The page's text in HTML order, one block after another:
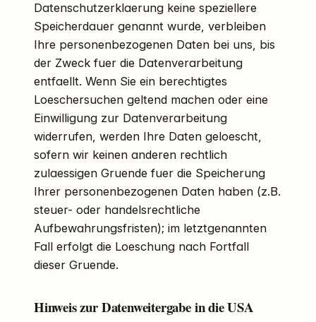
Datenschutzerklaerung keine speziellere
Speicherdauer genannt wurde, verbleiben
Ihre personenbezogenen Daten bei uns, bis
der Zweck fuer die Datenverarbeitung
entfaellt. Wenn Sie ein berechtigtes
Loeschersuchen geltend machen oder eine
Einwilligung zur Datenverarbeitung
widerrufen, werden Ihre Daten geloescht,
sofern wir keinen anderen rechtlich
zulaessigen Gruende fuer die Speicherung
Ihrer personenbezogenen Daten haben (z.B.
steuer- oder handelsrechtliche
Aufbewahrungsfristen); im letztgenannten
Fall erfolgt die Loeschung nach Fortfall
dieser Gruende.
Hinweis zur Datenweitergabe in die USA